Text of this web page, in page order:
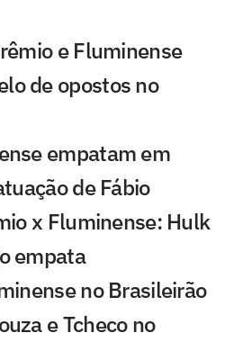
e Fluminense
de opostos no
empatam em
de Fábio
x Fluminense: Hulk
empata
no Brasileirão
e Tcheco no